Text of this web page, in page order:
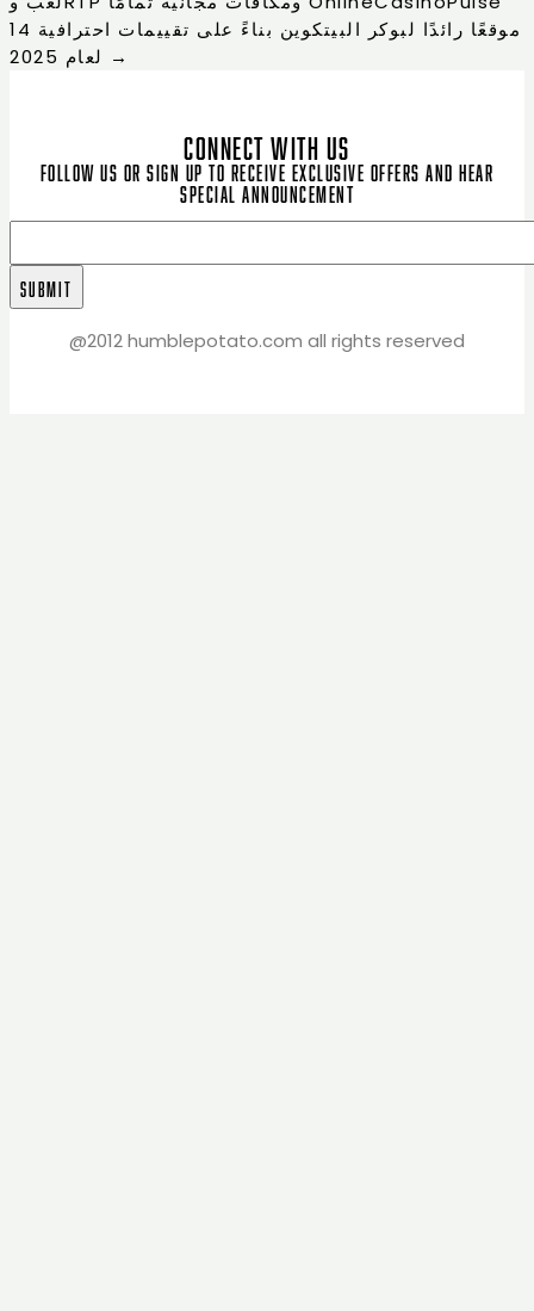
14 موقعًا رائدًا لبوكر البيتكوين بناءً على تقييمات احترافية
→
CONNECT WITH US
Follow us or sign up to receive exclusive offers and hear
special announcement
@2012 humblepotato.com all rights reserved